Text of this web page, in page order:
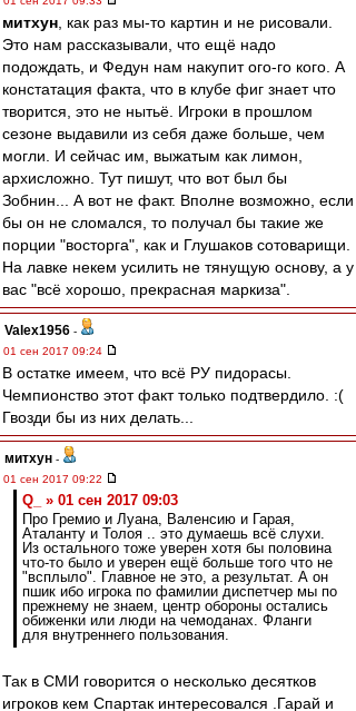
митхун , как раз мы-то картин и не рисовали.
Это нам рассказывали, что ещё надо
подождать, и Федун нам накупит ого-го кого. А
констатация факта, что в клубе фиг знает что
творится, это не нытьё. Игроки в прошлом
сезоне выдавили из себя даже больше, чем
могли. И сейчас им, выжатым как лимон,
архисложно. Тут пишут, что вот был бы
Зобнин... А вот не факт. Вполне возможно, если
бы он не сломался, то получал бы такие же
порции "восторга", как и Глушаков сотоварищи.
На лавке некем усилить не тянущую основу, а у
вас "всё хорошо, прекрасная маркиза".
Valex1956 -
01 сен 2017 09:24
В остатке имеем, что всё РУ пидорасы.
Чемпионство этот факт только подтвердило. :(
Гвозди бы из них делать...
митхун -
01 сен 2017 09:22
Q_ » 01 сен 2017 09:03
Про Гремио и Луана, Валенсию и Гарая,
Аталанту и Толоя .. это думаешь всё слухи.
Из остального тоже уверен хотя бы половина
что-то было и уверен ещё больше того что не
"всплыло". Главное не это, а результат. А он
пшик ибо игрока по фамилии диспетчер мы по
прежнему не знаем, центр обороны остались
обиженки или люди на чемоданах. Фланги
для внутреннего пользования.
Так в СМИ говорится о несколько десятков
игроков кем Спартак интересовался .Гарай и